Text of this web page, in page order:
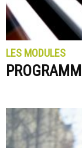
LES MODULES